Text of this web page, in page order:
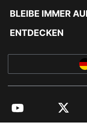
BLEIBE IMMER
ENTDECKEN
YouTube Twitter